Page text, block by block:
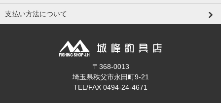
支払い方法について
〒368-0013
埼玉県秩父市永田町9-21
TEL/FAX 0494-24-4671